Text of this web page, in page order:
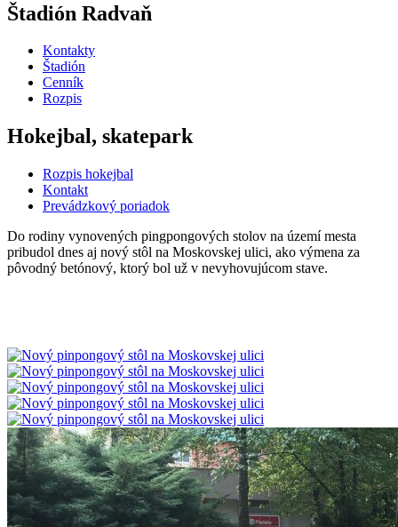
Štadión Radvaň
Kontakty
Štadión
Cenník
Rozpis
Hokejbal, skatepark
Rozpis hokejbal
Kontakt
Prevádzkový poriadok
Do rodiny vynovených pingpongových stolov na území mesta
pribudol dnes aj nový stôl na Moskovskej ulici, ako výmena za
pôvodný betónový, ktorý bol už v nevyhovujúcom stave.